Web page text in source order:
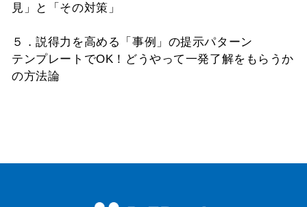
見」と「その対策」
５．説得力を高める「事例」の提示パターン
テンプレートでOK！どうやって一発了解をもらうか
の方法論